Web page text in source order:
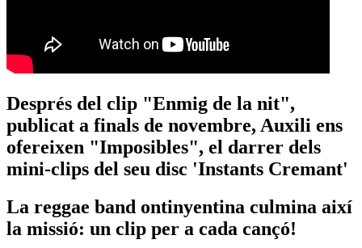
Després del clip "Enmig de la nit",
publicat a finals de novembre, Auxili ens
ofereixen "Imposibles", el darrer dels
mini-clips del seu disc 'Instants Cremant'
La reggae band ontinyentina culmina així
la missió: un clip per a cada cançó!